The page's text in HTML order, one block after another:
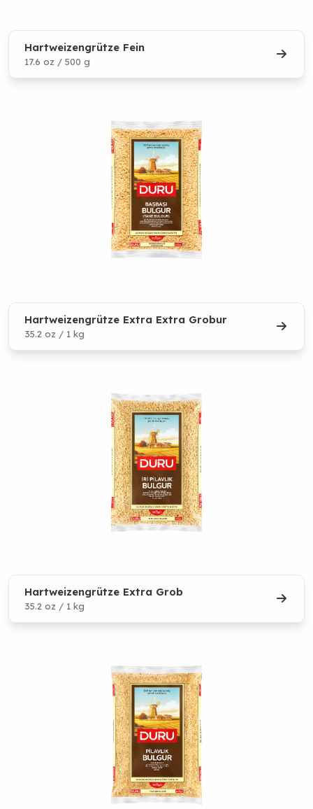
Hartweizengrütze Fein
17.6 oz / 500 g
Hartweizengrütze Extra Extra Grobur
35.2 oz / 1 kg
Hartweizengrütze Extra Grob
35.2 oz / 1 kg